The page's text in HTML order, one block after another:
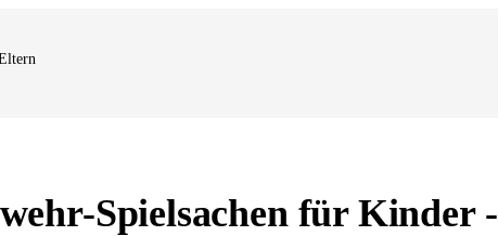
Spielsachen für Kinder -